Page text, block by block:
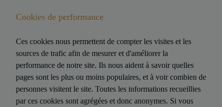
Cookies de performance
Ces cookies nous permettent de compter les visites et les
sources de trafic afin de mesurer et d'améliorer la
performance de notre site. Ils nous aident à savoir quelles
pages sont les plus ou moins populaires, et à voir combien de
personnes visitent le site. Toutes les informations recueillies
par ces cookies sont agrégées et donc anonymes. Si vous